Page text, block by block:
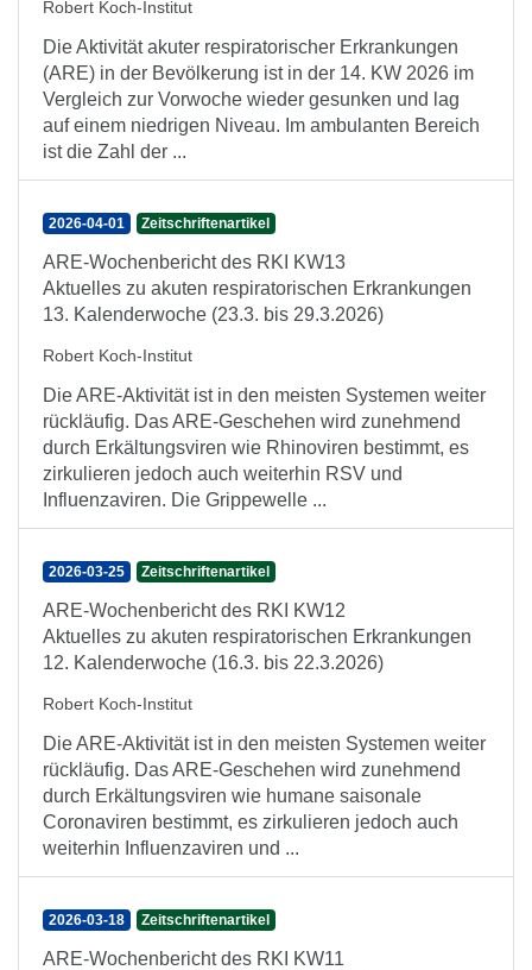
Robert Koch-Institut
Die Aktivität akuter respiratorischer Erkrankungen
(ARE) in der Bevölkerung ist in der 14. KW 2026 im
Vergleich zur Vorwoche wieder gesunken und lag
auf einem niedrigen Niveau. Im ambulanten Bereich
ist die Zahl der ...
2026-04-01 Zeitschriftenartikel
ARE-Wochenbericht des RKI KW13
Aktuelles zu akuten respiratorischen Erkrankungen
13. Kalenderwoche (23.3. bis 29.3.2026)
Robert Koch-Institut
Die ARE-Aktivität ist in den meisten Systemen weiter
rückläufig. Das ARE-Geschehen wird zunehmend
durch Erkältungsviren wie Rhinoviren bestimmt, es
zirkulieren jedoch auch weiterhin RSV und
Influenzaviren. Die Grippewelle ...
2026-03-25 Zeitschriftenartikel
ARE-Wochenbericht des RKI KW12
Aktuelles zu akuten respiratorischen Erkrankungen
12. Kalenderwoche (16.3. bis 22.3.2026)
Robert Koch-Institut
Die ARE-Aktivität ist in den meisten Systemen weiter
rückläufig. Das ARE-Geschehen wird zunehmend
durch Erkältungsviren wie humane saisonale
Coronaviren bestimmt, es zirkulieren jedoch auch
weiterhin Influenzaviren und ...
2026-03-18 Zeitschriftenartikel
ARE-Wochenbericht des RKI KW11